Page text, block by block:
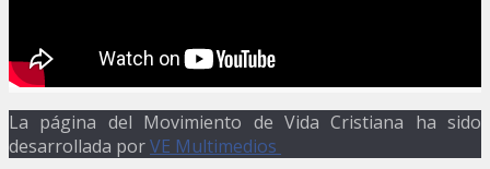
La página del Movimiento de Vida Cristiana ha sido
desarrollada porVE Multimedios